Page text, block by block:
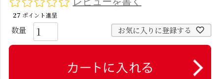
27 ポイント進呈
お気に入りに登録する